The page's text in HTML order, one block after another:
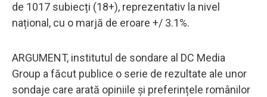
de 1017 subiecți (18+), reprezentativ la nivel
național, cu o marjă de eroare +/ 3.1%.
ARGUMENT, institutul de sondare al DC Media
Group a făcut publice o serie de rezultate ale unor
sondaje care arată opiniile și preferințele românilor